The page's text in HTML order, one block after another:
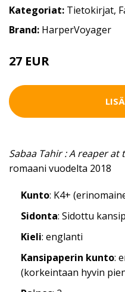
Kategoriat: Tietokirjat,
Brand: HarperVoyager
27 EUR
Sabaa Tahir : A reaper at
romaani vuodelta 2018
Kunto: K4+
Sidonta: Sidottu
Kieli: englanti
Kansipaperin kunto:
(korkeintaan hyvin